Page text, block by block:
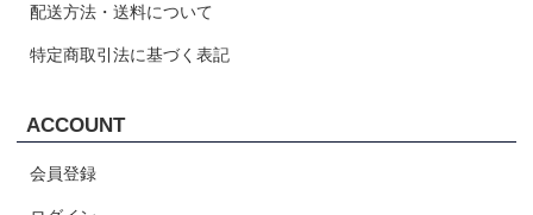
配送方法・送料について
特定商取引法に基づく表記
ACCOUNT
会員登録